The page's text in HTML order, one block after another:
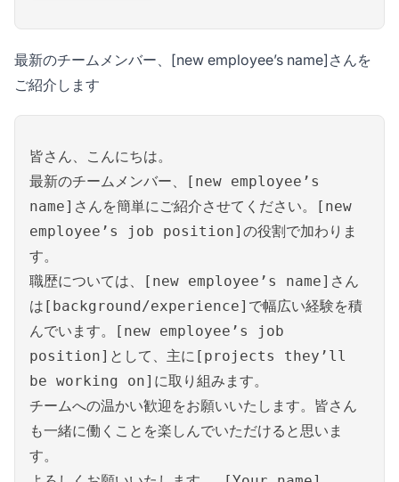
最新のチームメンバー、[new employee’s name]さんを
ご紹介します
皆さん、こんにちは。
最新のチームメンバー、[new employee’s
name]さんを簡単にご紹介させてください。[new
employee’s job position]の役割で加わりま
す。
職歴については、[new employee’s name]さん
は[background/experience]で幅広い経験を積
んでいます。[new employee’s job
position]として、主に[projects they’ll
be working on]に取り組みます。
チームへの温かい歓迎をお願いいたします。皆さん
も一緒に働くことを楽しんでいただけると思いま
す。